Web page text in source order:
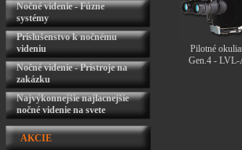
Nočné videnie - Fúzne
systémy
Príslušenstvo k nočnému
videniu
Nočné videnie - Prístroje na
zakázku
Najvýkonnejšie najlacnejšie
nočné videnie na svete
AKCIE
Pilotné
Gen.4 -